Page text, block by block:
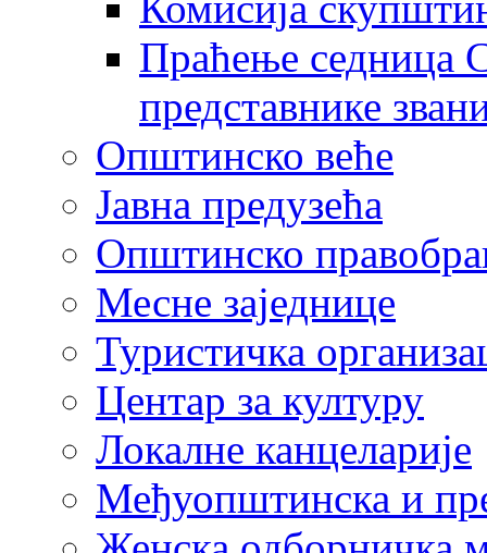
Праћење седница
представнике
Општинско веће
Јавна предузећа
Општинско
Месне заједнице
Туристичка
Центaр за културу
Локалне канцеларије
Међуопштинска и